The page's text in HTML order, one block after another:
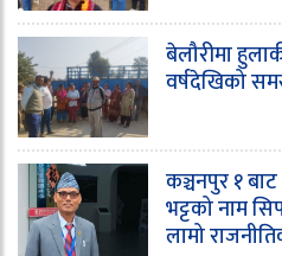
बेलौरीमा
वर्षदेखिको
कञ्चनपुर १
भट्टको नाम
लामो